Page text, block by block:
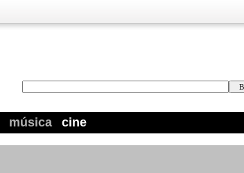
música cine